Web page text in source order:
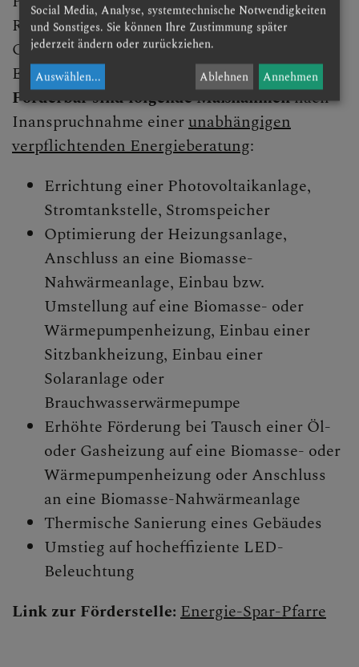
Religionsgesellschaften als Erhalter ihrer
Gebäude in NÖ beim Energiesparen und dem
Einsatz erneuerbarer Energien gefördert.
Förderbar sind folgende Maßnahmennach
Inanspruchnahme einerunabhängigen
verpflichtenden Energieberatung:
Errichtung einer Photovoltaikanlage,
Stromtankstelle, Stromspeicher
Optimierung der Heizungsanlage,
Anschluss an eine Biomasse-
Nahwärmeanlage, Einbau bzw.
Umstellung auf eine Biomasse- oder
Wärmepumpenheizung, Einbau einer
Sitzbankheizung, Einbau einer
Solaranlage oder
Brauchwasserwärmepumpe
Erhöhte Förderung bei Tausch einer Öl-
oder Gasheizung auf eine Biomasse- oder
Wärmepumpenheizung oder Anschluss
an eine Biomasse-Nahwärmeanlage
Thermische Sanierung eines Gebäudes
Umstieg auf hocheffiziente LED-
Beleuchtung
Link zur Förderstelle: Energie-Spar-Pfarre
Social Media, Analyse, systemtechnische Notwendigkeiten
und Sonstiges. Sie können Ihre Zustimmung später
jederzeit ändern oder zurückziehen.
Auswählen... Ablehnen Annehmen